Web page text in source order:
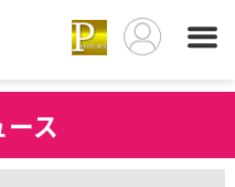
ス